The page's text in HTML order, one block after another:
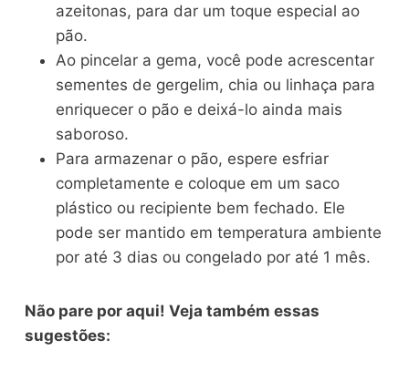
azeitonas, para dar um toque especial ao
pão.
Ao pincelar a gema, você pode acrescentar
sementes de gergelim, chia ou linhaça para
enriquecer o pão e deixá-lo ainda mais
saboroso.
Para armazenar o pão, espere esfriar
completamente e coloque em um saco
plástico ou recipiente bem fechado. Ele
pode ser mantido em temperatura ambiente
por até 3 dias ou congelado por até 1 mês.
Não pare por aqui! Veja também essas
sugestões: